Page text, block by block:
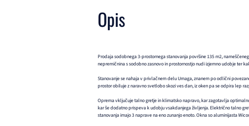
Opis
Prodaja sodobnega 3-prostornega stanovanja površine 135 m2,
nepremičnina s sodobno zasnovo in prostornostjo nudi izjemno udobje ter
Stanovanje se nahaja v privlačnem delu Umaga, znanem po odlični
prostor obiluje z naravno svetlobo skozi ves dan, iz oken pa se odpira lep
Oprema vključuje talno gretje in klimatsko napravo, kar zagotavlja
kar še dodatno prispeva k udobju vsakdanjega življenja. Električno talno
stanovanja imajo 3 naprave na eno zunanjo enoto. Okna so aluminijasta